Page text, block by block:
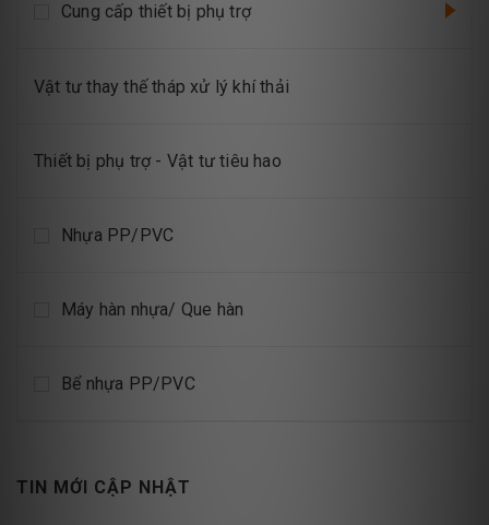
Cung cấp thiết bị phụ trợ
Vật tư thay thế tháp xử lý khí thải
Thiết bị phụ trợ - Vật tư tiêu hao
Nhựa PP/PVC
Máy hàn nhựa/ Que hàn
Bể nhựa PP/PVC
TIN MỚI CẬP NHẬT